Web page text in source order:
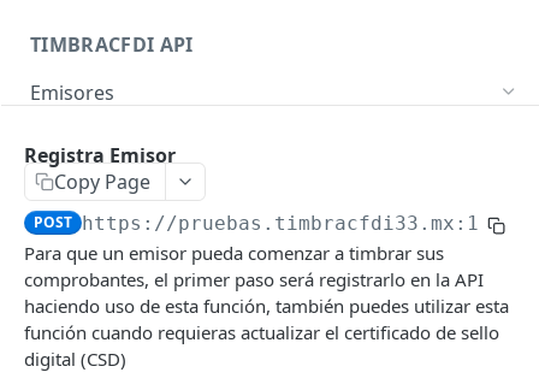
TIMBRACFDI API
Emisores
Asigna Timbres
Obtiene Timbres Disponibles POST
Timbrado de CFDI
Timbra CFDI
POST
Cancelación de CFDI
Cancela CFDI
Consulta de CFDI
Registra Emisor
Copy Page
POST https://
Para que un emisor pueda comenzar a timbrar sus
comprobantes, el primer paso será registrarlo en la API
haciendo uso de esta función, también puedes utilizar esta
función cuando requieras actualizar el certificado de sello
digital (CSD)